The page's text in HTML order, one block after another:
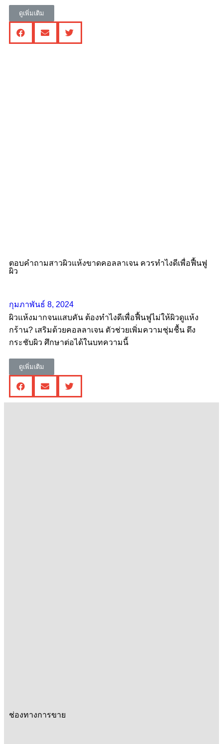
ดูเพิ่มเติม
ตอบคำถามสาวผิวแห้งขาดคอลลาเจน ควรทําไงดีเพื่อฟื้นฟู
ผิว
กุมภาพันธ์ 8, 2024
ผิวแห้งมากจนแสบคัน ต้องทำไงดีเพื่อฟื้นฟูไม่ให้ผิวดูแห้ง
กร้าน? เสริมด้วยคอลลาเจน ตัวช่วยเพิ่มความชุ่มชื้น ตึง
กระชับผิว ศึกษาต่อได้ในบทความนี้
ดูเพิ่มเติม
ช่องทางการขาย